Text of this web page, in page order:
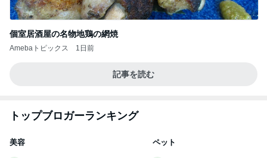
個室居酒屋の名物地鶏の網焼
Amebaトピックス 1日前
記事を読む
トップブロガーランキング
美容 ペット